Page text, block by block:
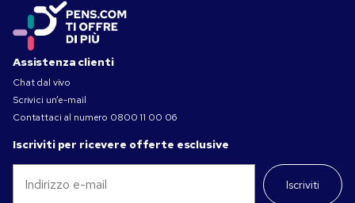
Assistenza clienti
Chat dal vivo
Scrivici un’e-mail
Contattaci al numero 0800 11 00 06
Iscriviti per ricevere offerte esclusive
Iscriviti